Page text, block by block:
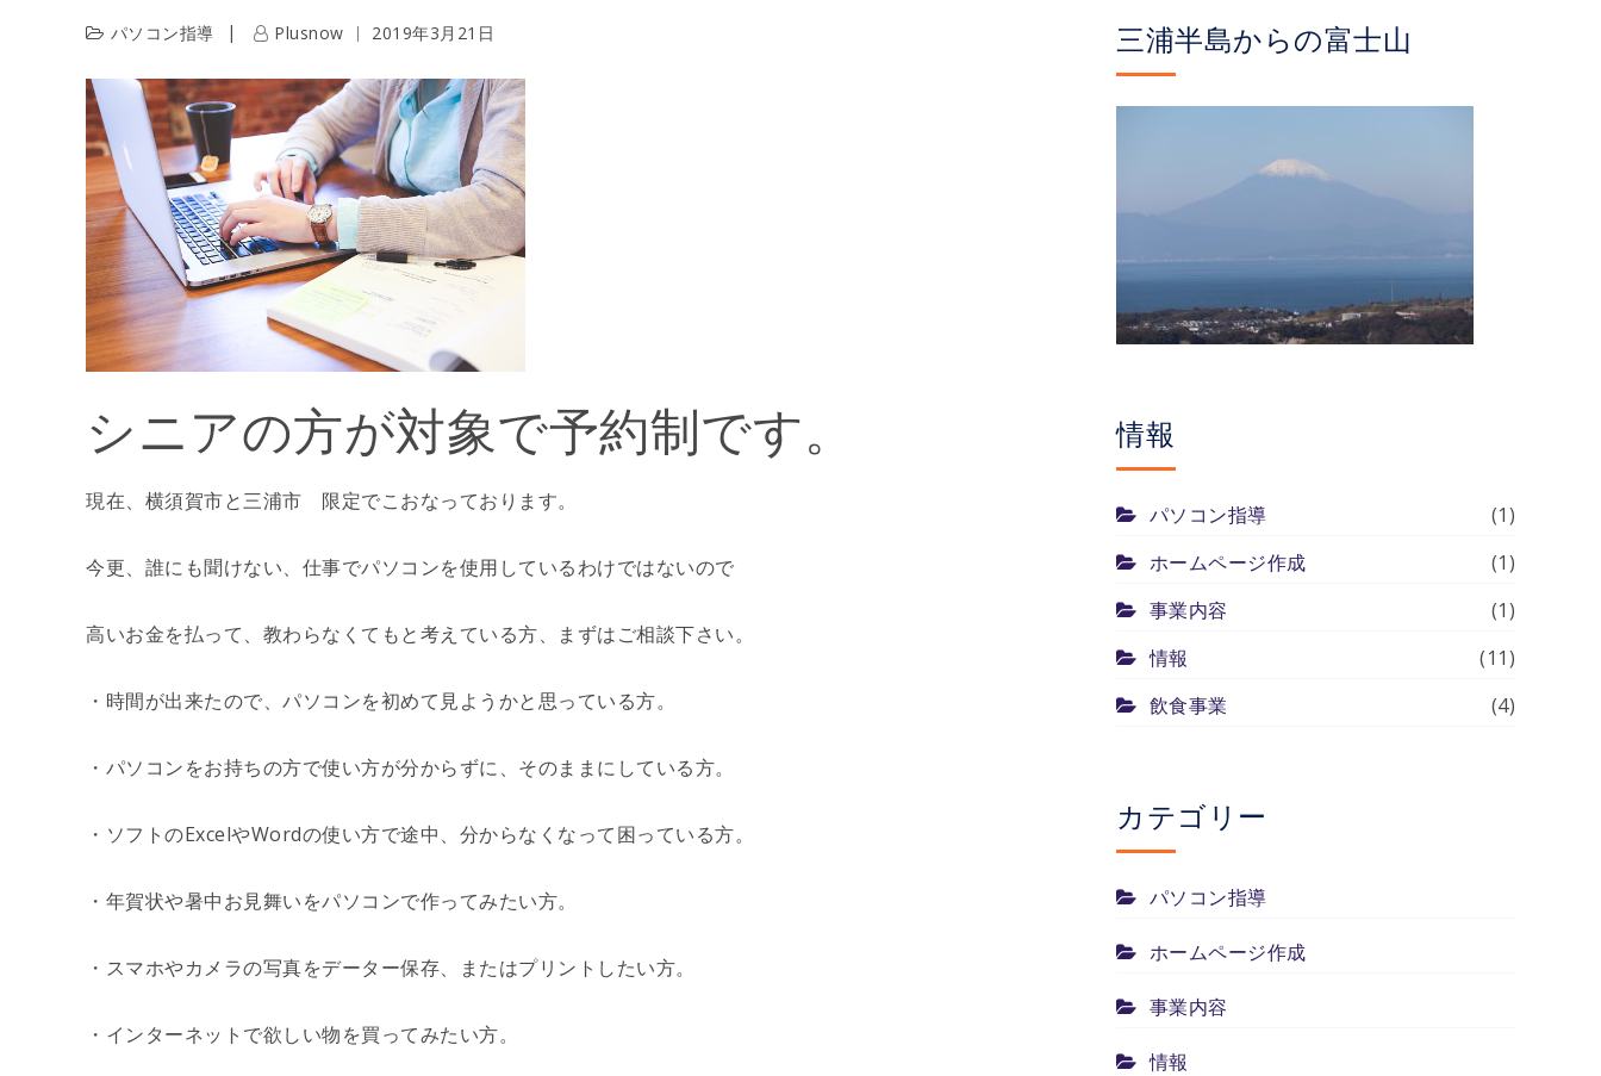
パソコン指導 Plusnow 2019年3月21日
シニアの方が対象で予約制です。
現在、横須賀市と三浦市 限定でこおなっております。
今更、誰にも聞けない、仕事でパソコンを使用しているわけではないので
高いお金を払って、教わらなくてもと考えている方、まずはご相談下さい。
・時間が出来たので、パソコンを初めて見ようかと思っている方。
・パソコンをお持ちの方で使い方が分からずに、そのままにしている方。
・ソフトのExcelやWordの使い方で途中、分からなくなって困っている方。
・年賀状や暑中お見舞いをパソコンで作ってみたい方。
・スマホやカメラの写真をデーター保存、またはプリントしたい方。
・インターネットで欲しい物を買ってみたい方。
三浦半島からの富士山
情報
パソコン指導
(1)
ホームページ作成
(1)
事業内容
(1)
情報
(11)
飲食事業
(4)
カテゴリー
パソコン指導
ホームページ作成
事業内容
情報